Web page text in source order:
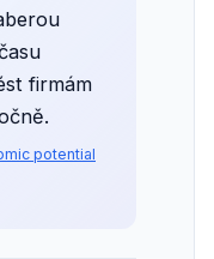
firmám
potential